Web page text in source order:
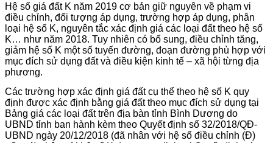
​Hệ số giá đất K năm 2019 cơ bản giữ nguyên về phạm vi
điều chỉnh, đối tượng áp dụng, trường hợp áp dụng, phân
loại hệ số K, nguyên tắc xác định giá các loại đất theo hệ số
K… như năm 2018. Tuy nhiên có bổ sung, điều chỉnh tăng,
giảm hệ số K một số tuyến đường, đoạn đường phù hợp với
mục đích sử dụng đất và điều kiện kinh tế – xã hội từng địa
phương.
Các trường hợp xác định giá đất cụ thể theo hệ số K quy
định được xác định bằng giá đất theo mục đích sử dụng tại
Bảng giá các loại đất trên địa bàn tỉnh Bình Dương do
UBND tỉnh ban hành kèm theo Quyết định số 32/2018/QĐ-
UBND ngày 20/12/2018 (đã nhân với hệ số điều chỉnh (Đ)